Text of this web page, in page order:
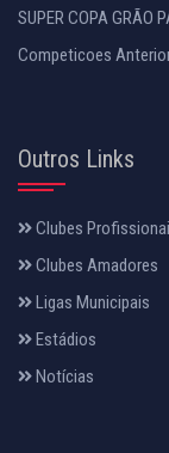
SUPER COPA GRÃO
Competicoes
Outros Links
Clubes
Clubes Amadores
Ligas Municipais
Estádios
Notícias